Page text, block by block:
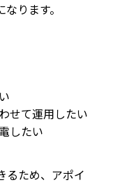
ります。
せて運用したい
したい
るため、アポイ